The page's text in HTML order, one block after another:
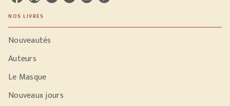
NOS LIVRES
Nouveautés
Auteurs
Le Masque
Nouveaux jours